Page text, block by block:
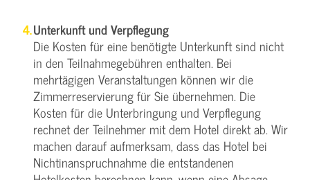
Unterkunft und Verpflegung
Die Kosten für eine benötigte Unterkunft sind nicht
in den Teilnahmegebühren enthalten. Bei
mehrtägigen Veranstaltungen können wir die
Zimmerreservierung für Sie übernehmen. Die
Kosten für die Unterbringung und Verpflegung
rechnet der Teilnehmer mit dem Hotel direkt ab. Wir
machen darauf aufmerksam, dass das Hotel bei
Nichtinanspruchnahme die entstandenen